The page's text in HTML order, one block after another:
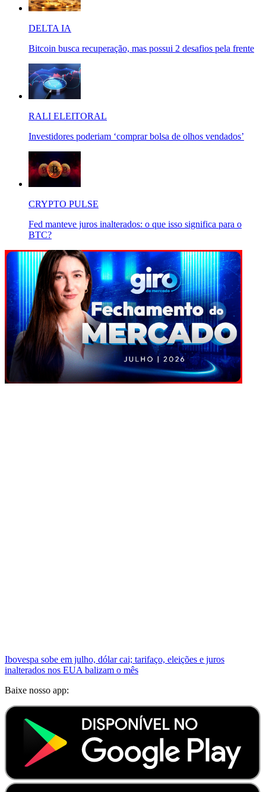
DELTA IA
Bitcoin busca recuperação, mas possui 2 desafios pela frente
RALI ELEITORAL
Investidores poderiam ‘comprar bolsa de olhos vendados’
CRYPTO PULSE
Fed manteve juros inalterados: o que isso significa para o
BTC?
Ibovespa sobe em julho, dólar cai; tarifaço, eleições e juros
inalterados nos EUA balizam o mês
Baixe nosso app: